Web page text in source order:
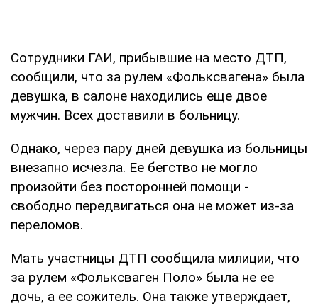
Сотрудники ГАИ, прибывшие на место ДТП,
сообщили, что за рулем «Фольксвагена» была
девушка, в салоне находились еще двое
мужчин. Всех доставили в больницу.
Однако, через пару дней девушка из больницы
внезапно исчезла. Ее бегство не могло
произойти без посторонней помощи -
свободно передвигаться она не может из-за
переломов.
Мать участницы ДТП сообщила милиции, что
за рулем «Фольксваген Поло» была не ее
дочь, а ее сожитель. Она также утверждает,